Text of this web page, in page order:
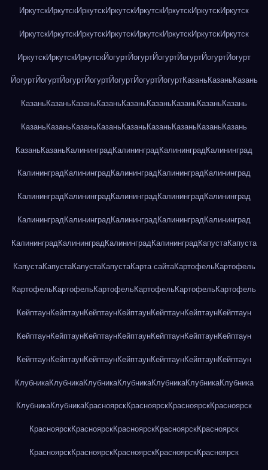
ИркутскИркутскИркутскИркутскИркутскИркутскИркутскИркутск
ИркутскИркутскИркутскИркутскИркутскИркутскИркутскИркутск
ИркутскИркутскИркутскЙогуртЙогуртЙогуртЙогуртЙогуртЙогурт
ЙогуртЙогуртЙогуртЙогуртЙогуртЙогуртЙогуртКазаньКазаньКазань
КазаньКазаньКазаньКазаньКазаньКазаньКазаньКазаньКазань
КазаньКазаньКазаньКазаньКазаньКазаньКазаньКазаньКазань
КазаньКазаньКалининградКалининградКалининградКалининград
КалининградКалининградКалининградКалининградКалининград
КалининградКалининградКалининградКалининградКалининград
КалининградКалининградКалининградКалининградКалининград
Калининград Калининград Калининград Калининград КапустаКапуста
КапустаКапустаКапустаКапустаКарта сайтаКартофельКартофель
КартофельКартофельКартофельКартофельКартофельКартофель
КейптаунКейптаунКейптаунКейптаунКейптаунКейптаунКейптаун
КейптаунКейптаунКейптаунКейптаунКейптаунКейптаунКейптаун
КейптаунКейптаунКейптаунКейптаунКейптаунКейптаунКейптаун
КлубникаКлубникаКлубникаКлубникаКлубникаКлубникаКлубника
КлубникаКлубникаКрасноярскКрасноярскКрасноярскКрасноярск
КрасноярскКрасноярскКрасноярскКрасноярскКрасноярск
КрасноярскКрасноярскКрасноярскКрасноярскКрасноярск